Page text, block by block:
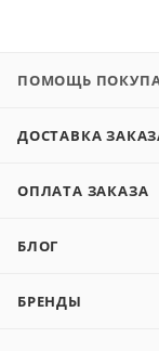
ПОМОЩЬ
ДОСТАВКА
ОПЛАТА ЗАКАЗА
БЛОГ
БРЕНДЫ